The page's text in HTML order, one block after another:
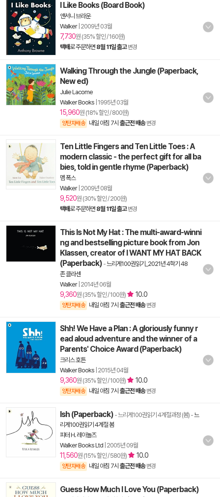
I Like Books (Board Book)
앤서니 브라운
Walker| 2009년 03월
7,730원 (35% 할인 / 160원)
택배로 주문하면 8월 11일 출고 변경
Walking Through the Jungle (Paperback,
New ed)
Julie Lacome
Walker Books 1995년 03월
15,960원 (18% 할인 / 800원)
양탄자배송 내일 아침 7시 출근전 배송 변경
Ten Little Fingers and Ten Little Toes : A
modern classic - the perfect gift for all ba
bies, told in gentle rhyme (Paperback)
멤 폭스
Walker| 2009년 08월
9,520원 (30% 할인 / 200원)
택배로 주문하면 8월 11일 출고 변경
This Is Not My Hat : The multi-award-winni
ng and bestselling picture book from Jon
Klassen, creator of I WANT MY HAT BACK
(Paperback) -느리게100권읽기_2021년 4학기 48
존 클라센
Walker| 2014년 06월
9,360원 (35% 할인 / 100원) 10.0
양탄자배송 내일 아침 7시 출근전 배송 변경
Shh! We Have a Plan : A gloriously funny r
ead aloud adventure and the winner of a
Parents' Choice Award (Paperback)
크리스 호튼
Walker Books 2015년 04월
9,360원 (35% 할인 / 100원) 10.0
양탄자배송 내일 아침 7시 출근전 배송 변경
Ish (Paperback) - 느리게100권읽기 4계절과정 (봄) -느
리게100권읽기 4계절 봄
피터 H. 레이놀즈
Walker Books Ltd 2005년 09월
11,560원 (15% 할인 / 580원) 10.0
양탄자배송 내일 아침 7시 출근전 배송 변경
Guess How Much I Love You (Paperback)